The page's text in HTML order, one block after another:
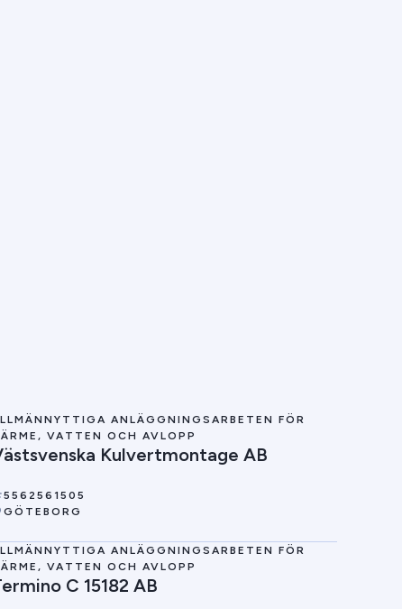
ANLÄGGNINGSARBETEN FÖR
VATTEN OCH AVLOPP
Kulvertmontage AB
5562561505
GÖTEBORG
ANLÄGGNINGSARBETEN FÖR
VATTEN OCH AVLOPP
C 15182 AB